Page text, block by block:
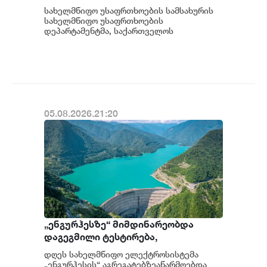
სახელმწიფო ინტერესების
საზიანოდ საბოტაჟის მუხლით
გამოძიება დაიწყო
სახელმწიფო უსაფრთხოების სამსახურის
სახელმწიფო უსაფრთხოების
დეპარტამენტმა, საქართველოს
05.08.2026.21:20
„ენგურჰესზე“ მიმდინარეობდა
დაგეგმილი ტესტირება,
ტესტირებისას სისტემა სრულად
გაითიშა, მიმდინარეობს მომხდარის
დღეს სახელმწიფო ელექტროსისტემა
„ენგურჰესის“ აგრეგატებზეაწარმოებდა